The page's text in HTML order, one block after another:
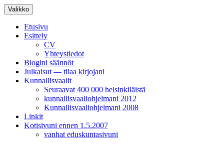
Siirry
sisältöön
Valikko
Etusivu
Esittely
CV
Yhteystiedot
Blogini säännöt
Julkaisut — tilaa kirjojani
Kunnallisvaalit
Seuraavat 400 000 helsinkiläistä
kunnallisvaaliohjelmani 2012
Kunnallisvaaliohjelmani 2008
Linkit
Kotisivuni ennen 1.5.2007
vanhat eduskuntasivuni